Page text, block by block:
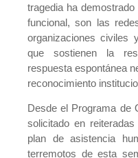
tragedia ha
funcional, son las
organizaciones civiles
que sostienen la
respuesta espontánea
reconocimiento
Desde el Programa de
solicitado en
plan de asistencia
terremotos de esta